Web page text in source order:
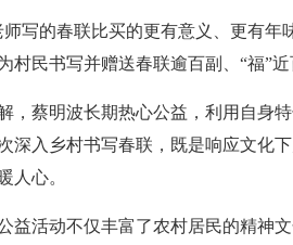
师写的春联比买的更有意义、更有
村民书写并赠送春联逾百副、“福”近
，蔡明波长期热心公益，利用自身
深入乡村书写春联，既是响应文化
人心。
益活动不仅丰富了农村居民的精神